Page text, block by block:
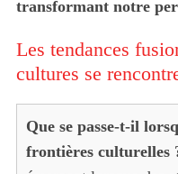
transformant notre
Les tendances
cultures se
Que se passe-t-il
frontières culturelles